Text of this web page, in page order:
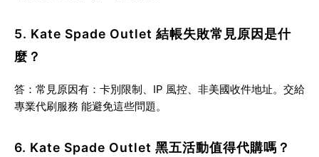
5. Kate Spade Outlet 結帳失敗常見原因是什
麼？
答：常見原因有：卡別限制、IP 風控、非美國收件地址。交給
專業代刷服務 能避免這些問題。
6. Kate Spade Outlet 黑五活動值得代購嗎？